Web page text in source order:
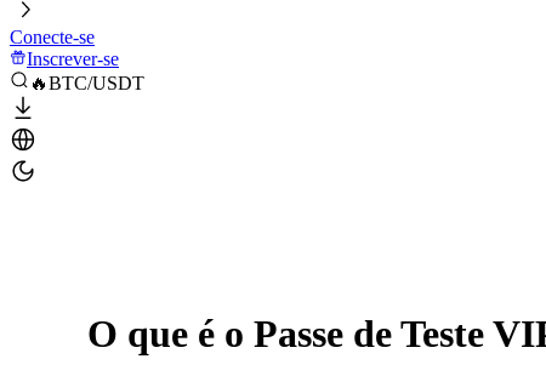
Conecte-se
Inscrever-se
🔥BTC/USDT
O que é o Passe de Teste